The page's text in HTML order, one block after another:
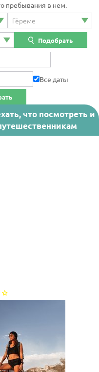
пребывания в нем.
Подобрать
Все даты
что посмотреть и